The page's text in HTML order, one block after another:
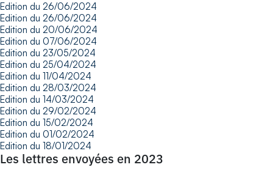
Edition du 26/06/2024
Edition du 26/06/2024
Edition du 20/06/2024
Edition du 07/06/2024
Edition du 23/05/2024
Edition du 25/04/2024
Edition du 11/04/2024
Edition du 28/03/2024
Edition du 14/03/2024
Edition du 29/02/2024
Edition du 15/02/2024
Edition du 01/02/2024
Edition du 18/01/2024
Les lettres envoyées en 2023